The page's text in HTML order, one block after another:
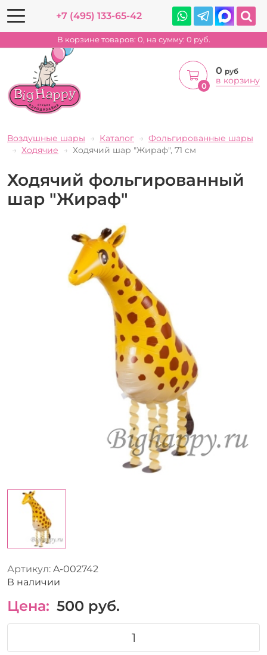
+7 (495) 133-65-42
В корзине товаров: 0, на сумму: 0 руб.
0
0 руб
в корзину
Воздушные шары Каталог
Фольгированные шары
Ходячие
Ходячий шар "Жираф", 71 см
Ходячий фольгированный
шар "Жираф"
Артикул: A-002742
В наличии
Цена: 500 руб.